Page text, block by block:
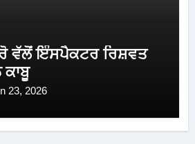
ਵੱਲੋਂ ਇੰਸਪੈਕਟਰ ਰਿਸ਼ਵਤ
23, 2026